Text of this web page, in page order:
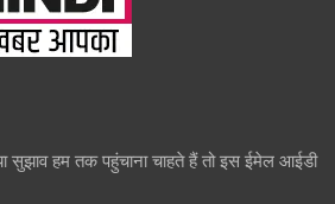
हम तक पहुंचाना चाहते हैं तो इस ईमेल आईडी